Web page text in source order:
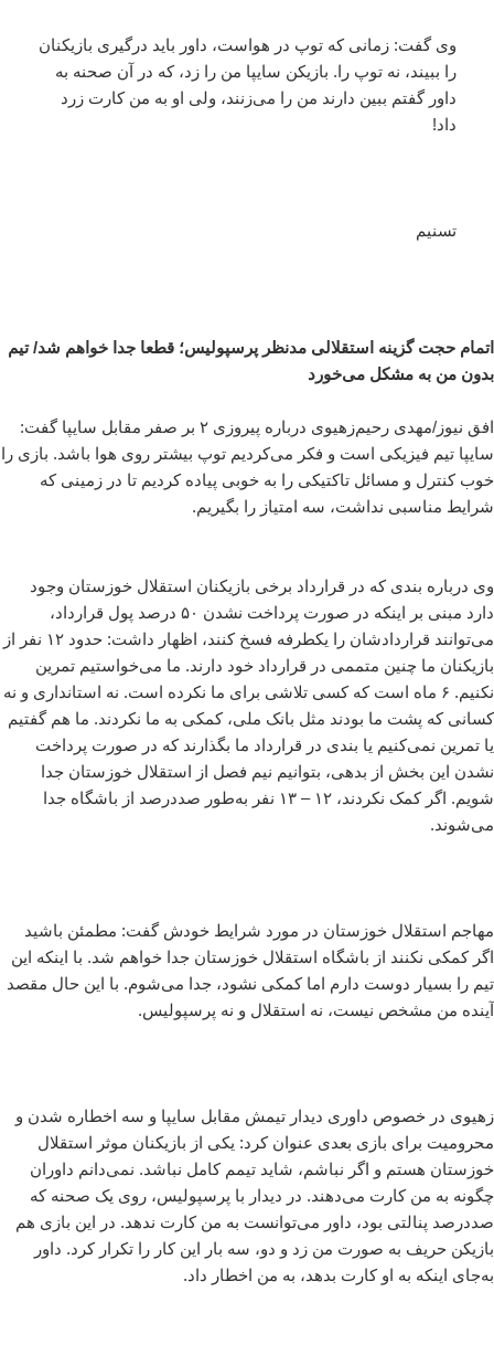
وی گفت: زمانی که توپ در هواست، داور باید درگیری بازیکنان
را ببیند، نه توپ را. بازیکن سایپا من را زد، که در آن صحنه به
داور گفتم ببین دارند من را می‌زنند، ولی او به من کارت زرد
داد!
تسنیم
اتمام حجت گزینه استقلالی مدنظر پرسپولیس؛ قطعا جدا خواهم شد/ تیم
بدون من به مشکل می‌خورد
افق نیوز/مهدی رحیم‌زهیوی درباره پیروزی ۲ بر صفر مقابل سایپا گفت:
سایپا تیم فیزیکی است و فکر می‌کردیم توپ بیشتر روی هوا باشد. بازی را
خوب کنترل و مسائل تاکتیکی را به خوبی پیاده کردیم تا در زمینی که
شرایط مناسبی نداشت، سه امتیاز را بگیریم.
وی درباره بندی که در قرارداد برخی بازیکنان استقلال خوزستان وجود
دارد مبنی بر اینکه در صورت پرداخت نشدن ۵۰ درصد پول قرارداد،
می‌توانند قراردادشان را یکطرفه فسخ کنند، اظهار داشت: حدود ۱۲ نفر از
بازیکنان ما چنین متممی در قرارداد خود دارند. ما می‌خواستیم تمرین
نکنیم. ۶ ماه است که کسی تلاشی برای ما نکرده است. نه استانداری و نه
کسانی که پشت ما بودند مثل بانک ملی، کمکی به ما نکردند. ما هم گفتیم
یا تمرین نمی‌کنیم یا بندی در قرارداد ما بگذارند که در صورت پرداخت
نشدن این بخش از بدهی، بتوانیم نیم فصل از استقلال خوزستان جدا
شویم. اگر کمک نکردند، ۱۲ – ۱۳ نفر به‌طور صددرصد از باشگاه جدا
می‌شوند.
مهاجم استقلال خوزستان در مورد شرایط خودش گفت: مطمئن باشید
اگر کمکی نکنند از باشگاه استقلال خوزستان جدا خواهم شد. با اینکه این
تیم را بسیار دوست دارم اما کمکی نشود، جدا می‌شوم. با این حال مقصد
آینده من مشخص نیست، نه استقلال و نه پرسپولیس.
زهیوی در خصوص داوری دیدار تیمش مقابل سایپا و سه اخطاره‌ شدن و
محرومیت برای بازی بعدی عنوان کرد: یکی از بازیکنان موثر استقلال
خوزستان هستم و اگر نباشم، شاید تیمم کامل نباشد. نمی‌دانم داوران
چگونه به من کارت می‌دهند. در دیدار با پرسپولیس، روی یک صحنه که
صد‌درصد پنالتی بود، داور می‌توانست به من کارت ندهد. در این بازی هم
بازیکن حریف به صورت من زد و دو، سه بار این کار را تکرار کرد. داور
به‌جای اینکه به او کارت بدهد، به من اخطار داد.